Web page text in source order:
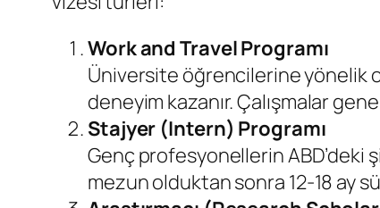
Work and Travel Programı
Üniversite öğrencilerine yönelik
deneyim kazanır. Çalışmalar
Stajyer (Intern) Programı
Genç profesyonellerin
mezun olduktan sonra 12-18 ay